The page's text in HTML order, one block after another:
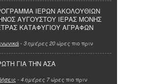
ΙΕΡΩΝ ΑΚΟΛΟΥΘΙΩΝ
ΑΥΓΟΥΣΤΟΥ ΙΕΡΑΣ ΜΟΝΗΣ
ΚΑΤΑΦΥΓΙΟΥ ΑΓΡΑΦΩΝ
- 3 ημέρες 20 ώρες πιο πριν
ΓΙΑ ΤΗΝ ΑΣΑ
- 4 ημέρες 7 ώρες πιο πριν